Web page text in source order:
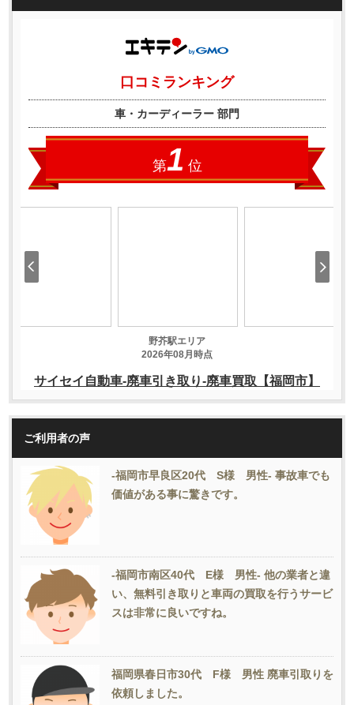
ご利用者の声
-福岡市早良区20代 S様 男性- 事故車でも
価値がある事に驚きです。
-福岡市南区40代 E様 男性- 他の業者と違
い、無料引き取りと車両の買取を行うサービ
スは非常に良いですね。
福岡県春日市30代 F様 男性 廃車引取りを
依頼しました。